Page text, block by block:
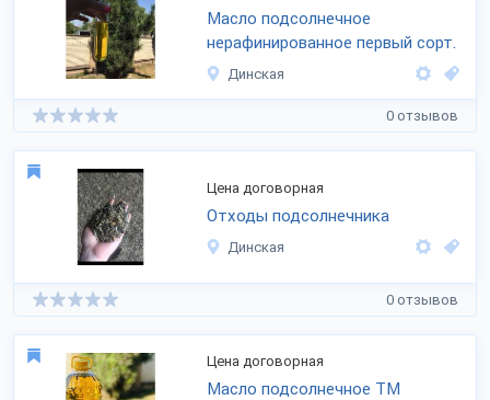
Масло подсолнечное
нерафинированное первый сорт.
Динская
0 отзывов
Цена договорная
Отходы подсолнечника
Динская
0 отзывов
Цена договорная
Масло подсолнечное ТМ